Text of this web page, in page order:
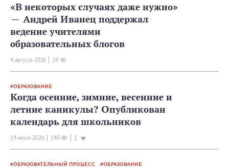
«В некоторых случаях даже нужно»
— Андрей Иванец поддержал
ведение учителями
образовательных блогов
4 августа 2026 24
ОБРАЗОВАНИЕ
Когда осенние, зимние, весенние и
летние каникулы? Опубликован
календарь для школьников
14 июля 2026 140 1
ОБРАЗОВАТЕЛЬНЫЙ ПРОЦЕСС ОБРАЗОВАНИЕ